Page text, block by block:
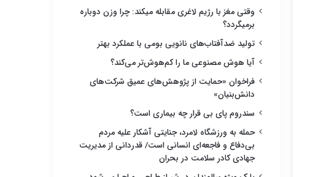
وقتی مغز با رژیم لاغری مقابله میکند: چرا وزن دوباره
برمیگردد؟
تولید ضدآفتاب‌های نانویی بومی با عملکرد بهتر
آیا هوش مصنوعی ما را کم‌هوش‌تر می‌کند؟
فراخوان «حمایت از پژوهش‌های عمیق شرکت‌های
دانش‌بنیان»
سندروم پای بی قرار چه بیماری است؟
حمله به ورزشگاه لامرد، جنایتی آشکار علیه مردم
بی‌دفاع و فاجعه‌ای انسانی است/ قدردانی از مدیریت
جهادی کادر سلامت در بحران